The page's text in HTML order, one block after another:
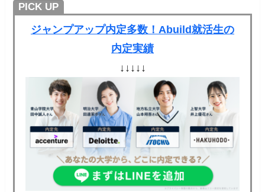
PICK UP
ジャンプアップ内定多数！Abuild就活生の
内定実績
↓↓↓↓↓